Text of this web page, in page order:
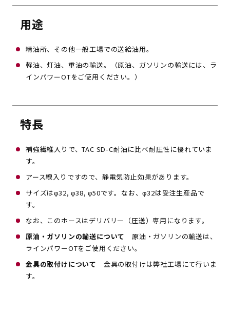
用途
精油所、その他一般工場での送給油用。
軽油、灯油、重油の輸送。（原油、ガソリンの輸送には、ラ
インパワーOTをご使用ください。）
特長
補強繊維入りで、TAC SD-C耐油に比べ耐圧性に優れていま
す。
アース線入りですので、静電気防止効果があります。
サイズはφ32, φ38, φ50です。なお、φ32は受注生産品で
す。
なお、このホースはデリバリー（圧送）専用になります。
原油・ガソリンの輸送について
原油・ガソリンの輸送は、
ラインパワーOTをご使用ください。
金具の取付けについて
金具の取付けは弊社工場にて行いま
す。